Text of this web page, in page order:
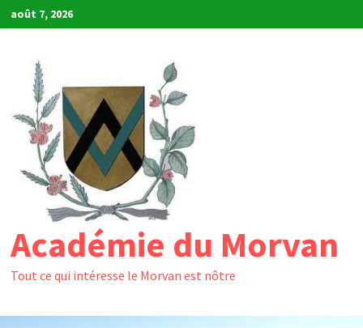
Passer
au
août 7, 2026
Académie du Morvan
Tout ce qui intéresse le Morvan est nôtre